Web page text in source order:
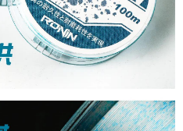
資訊註冊。若發現惡意使用之情形，
戶之使用額度並採取法律行動。
服確認實際運費(運費另
查看運費